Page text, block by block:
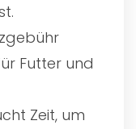
Futter und
Zeit, um